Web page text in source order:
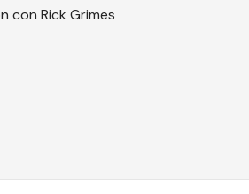
con Rick Grimes